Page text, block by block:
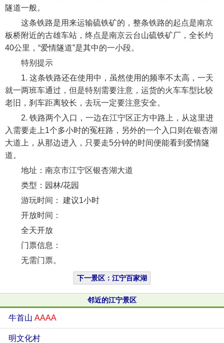
隧道一般。
这条铁路是用来运输硫铁矿的，整条铁路的起点是南京
板桥附近的古雄车站，终点是南京云台山硫铁矿厂，全长约
40公里，“爱情隧道”是其中的一小段。
特别提示
1. 这条铁路还在使用中，虽然使用的频率不太高，一天
就一两班车通过，但是特别需要注意，运货的火车车型比较
老旧，刹车距离较长，去玩一定要注意安全。
2. 铁路两个入口，一边在江宁区正方中路上，从这里进
入需要走上1个多小时的冤枉路，另外的一个入口则在银杏湖
大道上，从那边进入，只要走5分钟的时间便能看到爱情隧
道。
地址：南京市江宁区银杏湖大道
类型：园林/花园
游玩时间： 建议1小时
开放时间：
全天开放
门票信息：
无需门票。
下一景区：江宁百家湖
邻近的江宁景区
牛首山 AAAA
明文化村